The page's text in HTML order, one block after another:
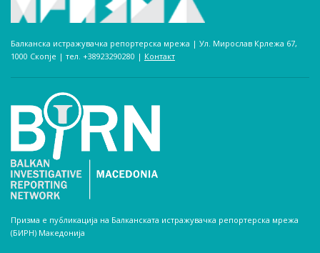
Балканска истражувачка репортерска мрежа | Ул. Мирослав Крлежа 67,
1000 Скопје | тел. +38923290280­ | Контакт
Призма е публикација на Балканската истражувачка репортерска мрежа
(БИРН) Македонија